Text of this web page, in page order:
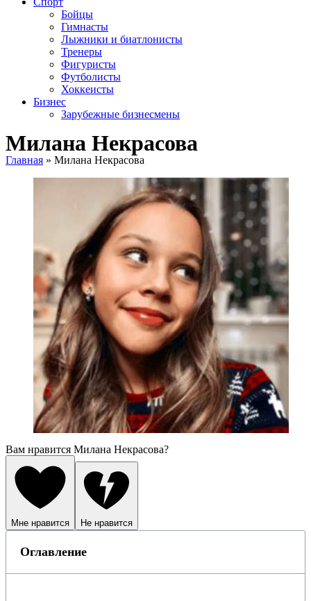
Бойцы
Гимнасты
Лыжники и биатлонисты
Тренеры
Фигуристы
Футболисты
Хоккеисты
Бизнес
Зарубежные бизнесмены
Милана Некрасова
Главная » Милана Некрасова
Вам нравится Милана Некрасова?
Мне нравится Не нравится
Оглавление